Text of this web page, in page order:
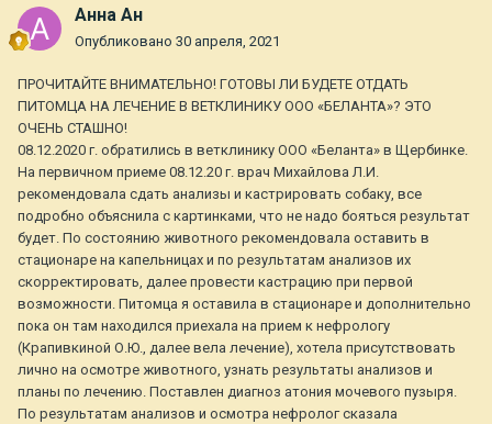
Анна Ан
Опубликовано 30 апреля, 2021
ПРОЧИТАЙТЕ ВНИМАТЕЛЬНО! ГОТОВЫ ЛИ БУДЕТЕ ОТДАТЬ
ПИТОМЦА НА ЛЕЧЕНИЕ В ВЕТКЛИНИКУ ООО «БЕЛАНТА»? ЭТО
ОЧЕНЬ СТАШНО!
08.12.2020 г. обратились в ветклинику ООО «Беланта» в Щербинке.
На первичном приеме 08.12.20 г. врач Михайлова Л.И.
рекомендовала сдать анализы и кастрировать собаку, все
подробно объяснила с картинками, что не надо бояться результат
будет. По состоянию животного рекомендовала оставить в
стационаре на капельницах и по результатам анализов их
скорректировать, далее провести кастрацию при первой
возможности. Питомца я оставила в стационаре и дополнительно
пока он там находился приехала на прием к нефрологу
(Крапивкиной О.Ю., далее вела лечение), хотела присутствовать
лично на осмотре животного, узнать результаты анализов и
планы по лечению. Поставлен диагноз атония мочевого пузыря.
По результатам анализов и осмотра нефролог сказала